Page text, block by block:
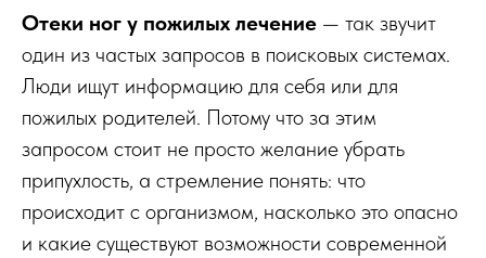
Отеки ног у пожилых лечение — так звучит
один из частых запросов в поисковых системах.
Люди ищут информацию для себя или для
пожилых родителей. Потому что за этим
запросом стоит не просто желание убрать
припухлость, а стремление понять: что
происходит с организмом, насколько это опасно
и какие существуют возможности современной